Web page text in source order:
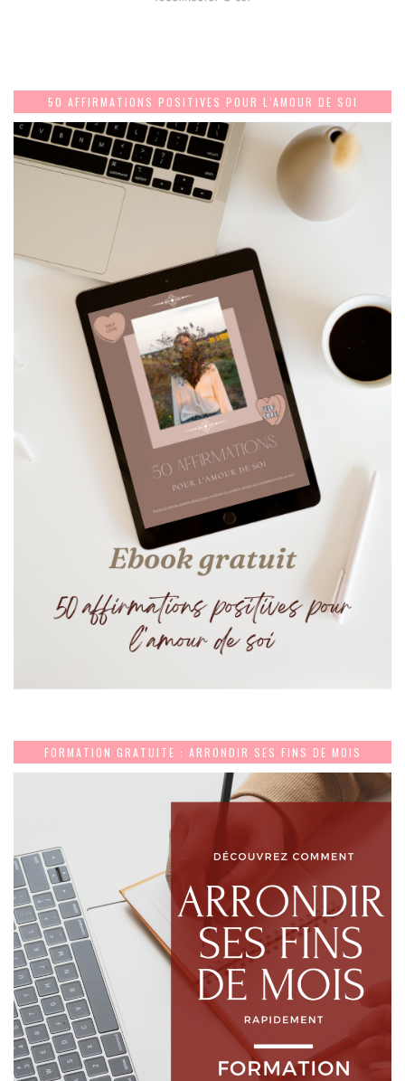
50 AFFIRMATIONS POSITIVES POUR L’AMOUR DE SOI
FORMATION GRATUITE : ARRONDIR SES FINS DE MOIS